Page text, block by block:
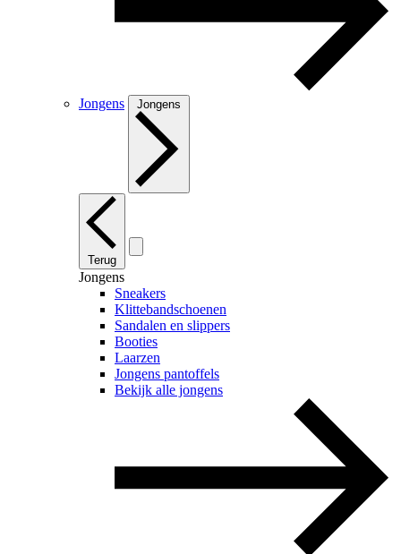
Jongens Jongens
Terug
Jongens
Sneakers
Klittebandschoenen
Sandalen en slippers
Booties
Laarzen
Jongens pantoffels
Bekijk alle jongens